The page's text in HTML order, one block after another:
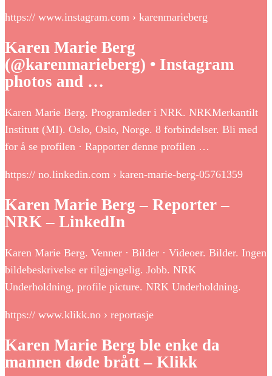
https:// www.instagram.com › karenmarieberg
Karen Marie Berg
(@karenmarieberg) • Instagram
photos and …
Karen Marie Berg. Programleder i NRK. NRKMerkantilt
Institutt (MI). Oslo, Oslo, Norge. 8 forbindelser. Bli med
for å se profilen · Rapporter denne profilen …
https:// no.linkedin.com › karen-marie-berg-05761359
Karen Marie Berg – Reporter –
NRK – LinkedIn
Karen Marie Berg. Venner · Bilder · Videoer. Bilder. Ingen
bildebeskrivelse er tilgjengelig. Jobb. NRK
Underholdning, profile picture. NRK Underholdning.
https:// www.klikk.no › reportasje
Karen Marie Berg ble enke da
mannen døde brått – Klikk